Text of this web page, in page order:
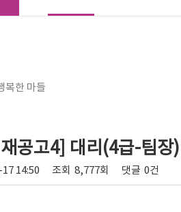
복한 마들
공고4] 대리(4급-팀장
14:50 조회 8,777회 댓글 0건